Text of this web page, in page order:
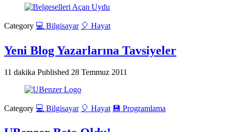
Category 💻 Bilgisayar 🎈 Hayat
Yeni Blog Yazarlarına Tavsiyeler
11 dakika Published 28 Temmuz 2011
Category 💻 Bilgisayar 🎈 Hayat 💾 Programlama